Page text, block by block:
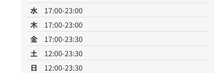
水
17:00-23:00
木
17:00-23:00
金
17:00-23:30
土
12:00-23:30
日
12:00-23:30